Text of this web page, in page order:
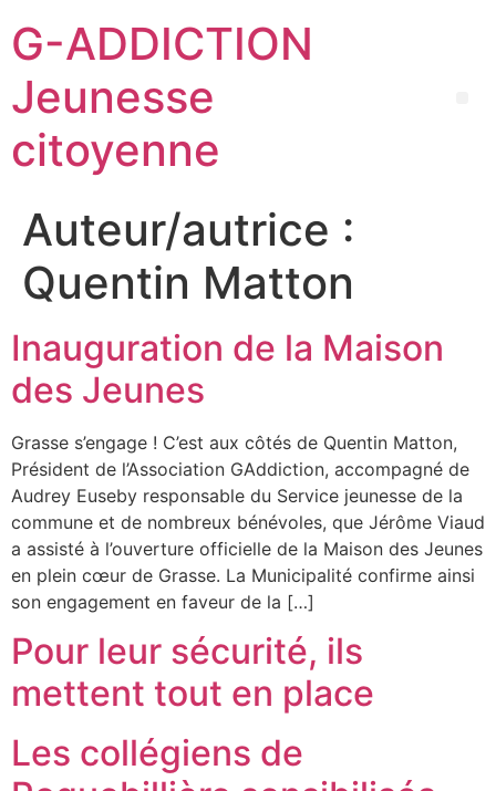
G-ADDICTION
Jeunesse
citoyenne
Auteur/autrice :
Quentin Matton
Inauguration de la Maison
des Jeunes
Grasse s’engage ! C’est aux côtés de Quentin Matton,
Président de l’Association GAddiction, accompagné de
Audrey Euseby responsable du Service jeunesse de la
commune et de nombreux bénévoles, que Jérôme Viaud
a assisté à l’ouverture officielle de la Maison des Jeunes
en plein cœur de Grasse. La Municipalité confirme ainsi
son engagement en faveur de la […]
Pour leur sécurité, ils
mettent tout en place
Les collégiens de